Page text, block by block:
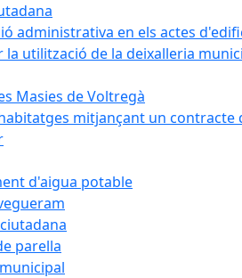
administrativa en els actes
la utilització de la deixalleria
Masies de Voltregà
mitjançant un contracte
d'aigua potable
parella